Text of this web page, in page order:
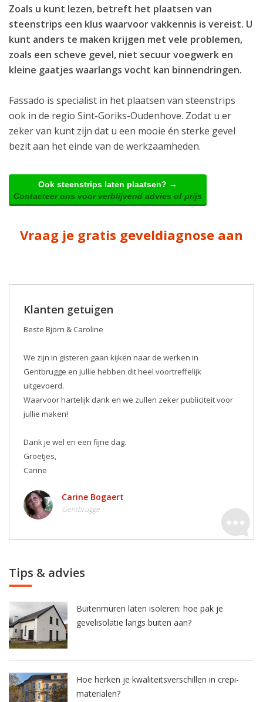
Zoals u kunt lezen, betreft het plaatsen van
steenstrips een klus waarvoor vakkennis is vereist. U
kunt anders te maken krijgen met vele problemen,
zoals een scheve gevel, niet secuur voegwerk en
kleine gaatjes waarlangs vocht kan binnendringen.
Fassado is specialist in het plaatsen van steenstrips
ook in de regio Sint-Goriks-Oudenhove. Zodat u er
zeker van kunt zijn dat u een mooie én sterke gevel
bezit aan het einde van de werkzaamheden.
Ook steenstrips laten plaatsen? →
Contacteer ons voor verblijvend advies of prijs
Vraag je gratis geveldiagnose aan
Klanten getuigen
Beste Bjorn & Caroline
We zijn in gisteren gaan kijken naar de werken in
Gentbrugge en jullie hebben dit heel voortreffelijk
uitgevoerd.
Waarvoor hartelijk dank en we zullen zeker publiciteit voor
jullie maken! ️
Dank je wel en een fijne dag.
Groetjes,
Carine
Carine Bogaert
Gentbrugge
Tips & advies
Buitenmuren laten isoleren: hoe pak je
gevelisolatie langs buiten aan?
Hoe herken je kwaliteitsverschillen in crepi-
materialen?